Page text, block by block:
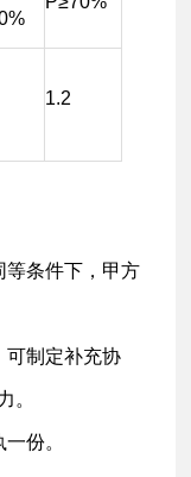
1.2
等条件下，甲方
可制定补充协
。
份。